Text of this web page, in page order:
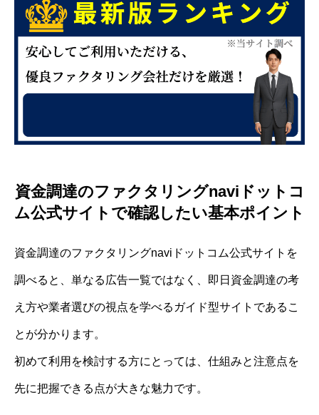
資金調達のファクタリングnaviドットコ
ム公式サイトで確認したい基本ポイント
資金調達のファクタリングnaviドットコム公式サイトを
調べると、単なる広告一覧ではなく、即日資金調達の考
え方や業者選びの視点を学べるガイド型サイトであるこ
とが分かります。
初めて利用を検討する方にとっては、仕組みと注意点を
先に把握できる点が大きな魅力です。